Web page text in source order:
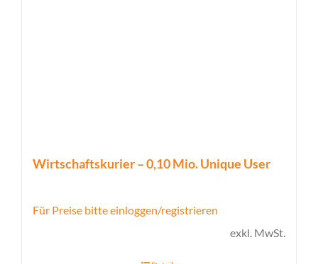
Wirtschaftskurier – 0,10 Mio. Unique User
Für Preise bitte einloggen/registrieren
exkl. MwSt.